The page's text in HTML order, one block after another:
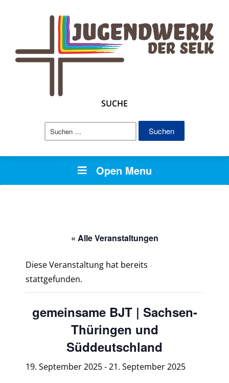
SUCHE
Suchen
Open Menu
« Alle Veranstaltungen
Diese Veranstaltung hat bereits
stattgefunden.
gemeinsame BJT | Sachsen-
Thüringen und
Süddeutschland
19. September 2025-21. September 2025